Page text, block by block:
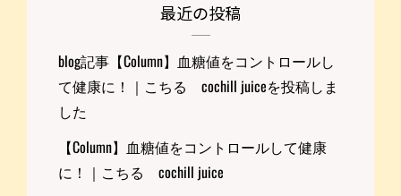
最近の投稿
blog記事【Column】血糖値をコントロールし
て健康に！｜こちる cochill juiceを投稿しま
した
【Column】血糖値をコントロールして健康
に！｜こちる cochill juice